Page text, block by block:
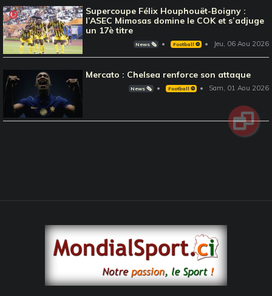
Supercoupe Félix Houphouët-Boigny :
l’ASEC Mimosas domine le COK et s’adjuge
un 17è titre
News 🗞️ Football ⚽️ Jeu, 06 Aou 2026
Mercato : Chelsea renforce son attaque
News 🗞️ Football ⚽️ Sam, 01 Aou 2026